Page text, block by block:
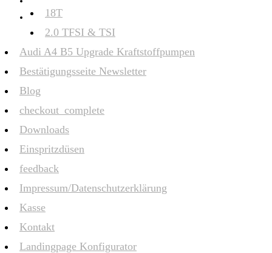
18T
2.0 TFSI & TSI
Audi A4 B5 Upgrade Kraftstoffpumpen
Bestätigungsseite Newsletter
Blog
checkout_complete
Downloads
Einspritzdüsen
feedback
Impressum/Datenschutzerklärung
Kasse
Kontakt
Landingpage Konfigurator